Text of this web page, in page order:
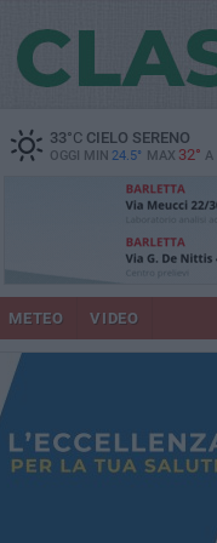
33°CCIELO SERENO
OGGI MIN 24.5° MAX 32° A
METEO VIDEO